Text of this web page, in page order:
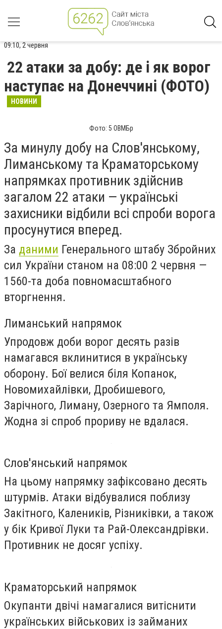
09:10, 2 червня
22 атаки за добу: де і як ворог
наступає на Донеччині (ФОТО)
НОВИНИ
Фото: 5 ОВМБр
За минулу добу на Слов'янському,
Лиманському та Краматорському
напрямках противник здійснив
загалом 22 атаки — українські
захисники відбили всі спроби ворога
просунутися вперед.
За даними Генерального штабу Збройних
сил України станом на 08:00 2 червня —
1560-та доба повномасштабного
вторгнення.
Лиманський напрямок
Упродовж доби ворог десять разів
намагався вклинитися в українську
оборону. Бої велися біля Копанок,
Новомихайлівки, Дробишевого,
Зарічного, Лиману, Озерного та Ямполя.
Жодна зі спроб прориву не вдалася.
Слов'янський напрямок
На цьому напрямку зафіксовано десять
штурмів. Атаки відбувалися поблизу
Закітного, Калеників, Різниківки, а також
у бік Кривої Луки та Рай-Олександрівки.
Противник не досяг успіху.
Краматорський напрямок
Окупанти двічі намагалися витіснити
українських військових із займаних